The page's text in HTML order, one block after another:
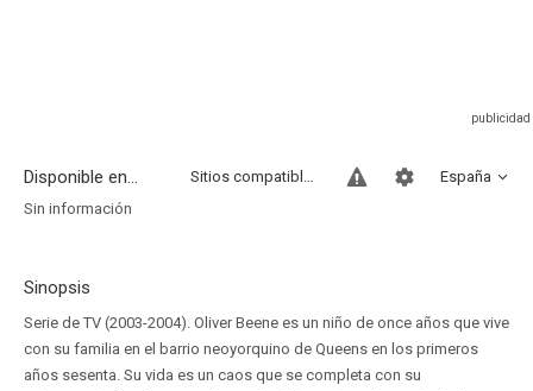
Disponible en... España
Sitios compatibles
Sin información
Sinopsis
Serie de TV (2003-2004). Oliver Beene es un niño de once años que vive
con su familia en el barrio neoyorquino de Queens en los primeros
años sesenta. Su vida es un caos que se completa con su